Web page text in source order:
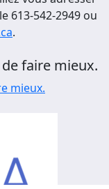
613-542-2949 ou
.
faire mieux.
mieux.